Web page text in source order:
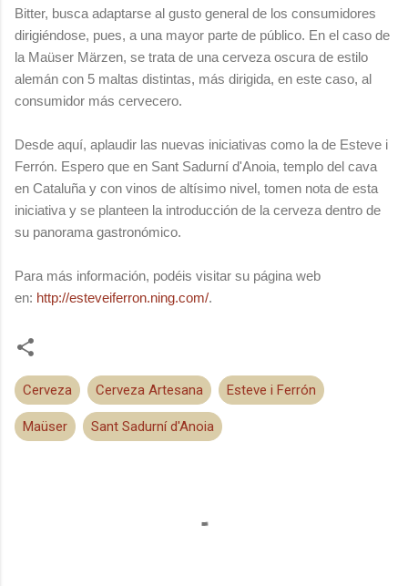
Bitter, busca adaptarse al gusto general de los consumidores
dirigiéndose, pues, a una mayor parte de público. En el caso de
la Maüser Märzen, se trata de una cerveza oscura de estilo
alemán con 5 maltas distintas, más dirigida, en este caso, al
consumidor más cervecero.
Desde aquí, aplaudir las nuevas iniciativas como la de Esteve i
Ferrón. Espero que en Sant Sadurní d'Anoia, templo del cava
en Cataluña y con vinos de altísimo nivel, tomen nota de esta
iniciativa y se planteen la introducción de la cerveza dentro de
su panorama gastronómico.
Para más información, podéis visitar su página web
en: http://esteveiferron.ning.com/.
Cerveza Cerveza Artesana Esteve i Ferrón
Maüser Sant Sadurní d'Anoia